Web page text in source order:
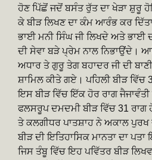
ਹੋਣ ਪਿੱਛੋਂ ਜਦੋਂ ਬਸੰਤ ਰੁੱਤ ਦਾ ਖੇੜਾ ਸ਼ੁਰੂ
ਕੇ ਬੀੜ ਲਿਖਣ ਦਾ ਕੰਮ ਆਰੰਭ ਕਰ
ਭਾਈ ਮਨੀ ਸਿੰਘ ਜੀ ਲਿਖਦੇ ਅਤੇ ਭਾਈ
ਦੀ ਸੇਵਾ ਬੜੇ ਪ੍ਰੇਮ ਨਾਲ ਨਿਭਾਉਂਦੇ।
ਅਧਾਰ ਤੇ ਗੁਰੂ ਤੇਗ ਬਹਾਦਰ ਜੀ ਦੀ
ਸ਼ਾਮਿਲ ਕੀਤੇ ਗਏ। ਪਹਿਲੀ ਬੀੜ
ਇਸ ਬੀੜ ਵਿੱਚ ਇੱਕ ਹੋਰ ਰਾਗ
ਫਲਸਰੂਪ ਦਮਦਮੀ ਬੀੜ ਵਿੱਚ 31
ਤੇ ਕਲਗੀਧਰ ਪਾਤਸ਼ਾਹ ਨੇ ਅਕਾਲ ਪੁਰਖ
ਬੀੜ ਦੀ ਇਤਿਹਾਸਿਕ ਮਾਨਤਾ ਦਾ
ਜਿਸ ਤੰਬੂ ਵਿੱਚ ਇਹ ਪਵਿੱਤਰ ਬੀੜ